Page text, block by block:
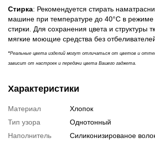
Стирка: Рекомендуется стирать
машине при температуре до 40°C в режиме
стирки. Для сохранения цвета и структуры
мягкие моющие средства без
*Реальные цвета изделий могут отличаться от цветов и
зависит от настроек и передачи цвета Вашего гаджета.
Характеристики
Материал
Хлопок
Тип узора
Однотонный
Наполнитель
Силиконизированое